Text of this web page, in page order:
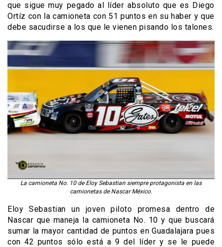
que sigue muy pegado al líder absoluto que es Diego
Ortíz con la camioneta con 51 puntos en su haber y que
debe sacudirse a los que le vienen pisando los talones.
La camioneta No. 10 de Eloy Sebastian siempre protagonista en las
camionetas de Nascar México.
Eloy Sebastian un joven piloto promesa dentro de
Nascar que maneja la camioneta No. 10 y que buscará
sumar la mayor cantidad de puntos en Guadalajara pues
con 42 puntos sólo está a 9 del líder y se le puede